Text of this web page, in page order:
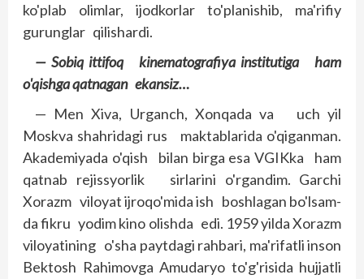
ko'plab olimlar, ijodkorlar to'planishib, ma'rifiy
gurunglar qilishardi.
— Sobiq ittifoq kinematografiya institutiga ham
o'qishga qatnagan ekansiz…
— Men Xiva, Urganch, Xonqada va uch yil
Moskva shahridagi rus maktablarida o'qiganman.
Akademiyada o'qish bilan birga esa VGIKka ham
qatnab rejissyorlik sirlarini o'rgandim. Garchi
Xorazm viloyat ijroqo'mida ish boshlagan bo'lsam-
da fikru yodim kino olishda edi. 1959 yilda Xorazm
viloyatining o'sha paytdagi rahbari, ma'rifatli inson
Bektosh Rahimovga Amudaryo to'g'risida hujjatli